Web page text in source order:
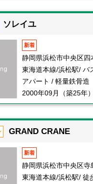
ソレイユ
新着
静岡県浜松市中央区四
東海道本線/浜松駅/ バ
アパート / 軽量鉄骨造
2000年09月（築25年）
GRAND CRANE
新着
静岡県浜松市中央区寺
東海道本線/浜松駅/ 徒